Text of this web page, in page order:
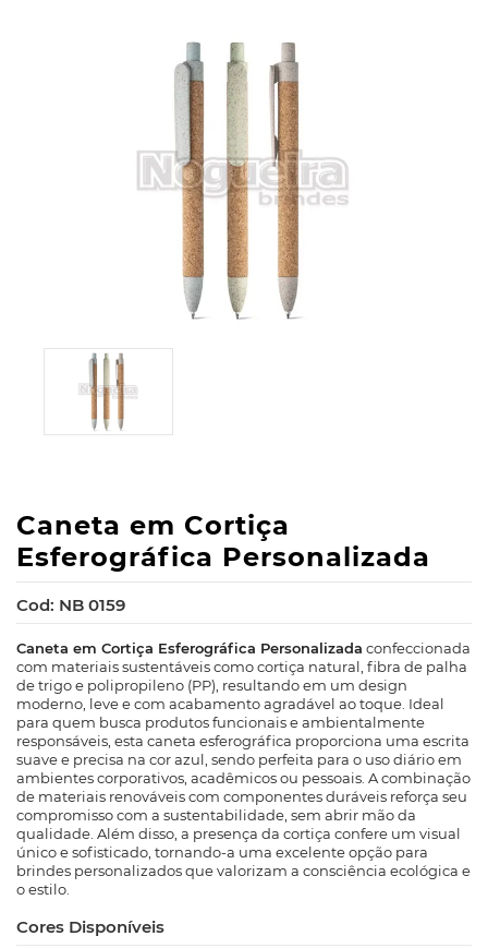
Caneta em Cortiça
Esferográfica Personalizada
Cod: NB 0159
Caneta em Cortiça Esferográfica Personalizada confeccionada
com materiais sustentáveis como cortiça natural, fibra de palha
de trigo e polipropileno (PP), resultando em um design
moderno, leve e com acabamento agradável ao toque. Ideal
para quem busca produtos funcionais e ambientalmente
responsáveis, esta caneta esferográfica proporciona uma escrita
suave e precisa na cor azul, sendo perfeita para o uso diário em
ambientes corporativos, acadêmicos ou pessoais. A combinação
de materiais renováveis com componentes duráveis reforça seu
compromisso com a sustentabilidade, sem abrir mão da
qualidade. Além disso, a presença da cortiça confere um visual
único e sofisticado, tornando-a uma excelente opção para
brindes personalizados que valorizam a consciência ecológica e
o estilo.
Cores Disponíveis